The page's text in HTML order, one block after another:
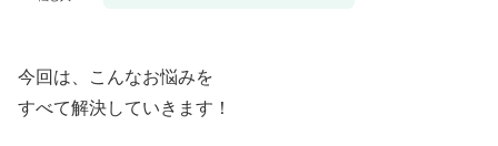
今回は、こんなお悩みを
すべて解決していきます！